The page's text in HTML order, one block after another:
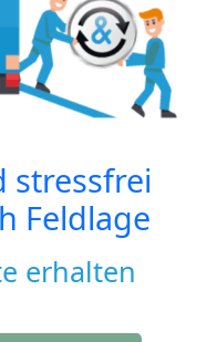
stressfrei
Feldlage
erhalten